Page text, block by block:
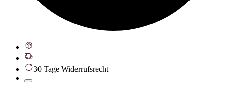
30 Tage Widerrufsrecht